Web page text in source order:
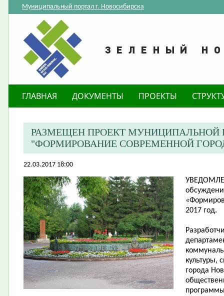
Муниципальный портал г. Новосибирска
ГЛАВНАЯ ДОКУМЕНТЫ ПРОЕКТЫ
РАЗМЕЩЕН ПРОЕКТ МУНИЦИПАЛЬНОЙ
"ФОРМИРОВАНИЕ СОВРЕМЕННОЙ
22.03.2017 18:00
2017 год.
культуры,
города